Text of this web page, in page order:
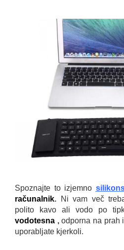
Spoznajte to izjemno
računalnik.
Ni vam več
polito kavo ali vodo po
vodotesna ,odporna na prah
uporabljate kjerkoli.